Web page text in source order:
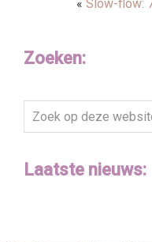
« Slow-flow:
Zoeken:
Zoek
op
website
Laatste nieuws: